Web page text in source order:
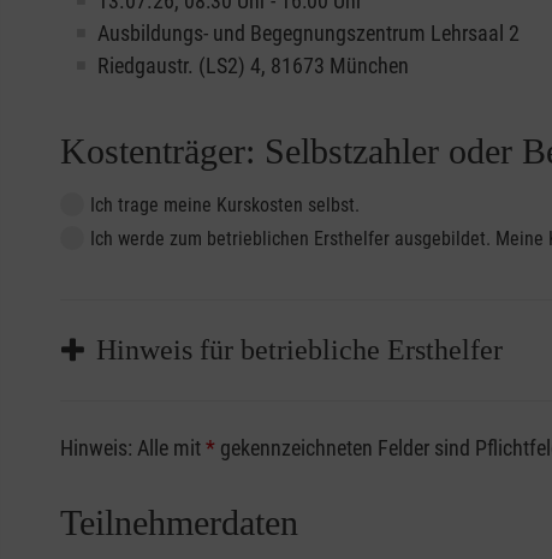
Ausbildungs- und Begegnungszentrum Lehrsaal 2
Riedgaustr. (LS2) 4, 81673 München
Kostenträger: Selbstzahler oder
Ich trage meine Kurskosten selbst.
Ich werde zum betrieblichen Ersthelfer ausgebildet.
Hinweis für betriebliche Ersthelfer
Sofern Sie ein Kostenübernahmeverfahren Ihrer
vorliegen müssen. Andernfalls erfolgt eine
Hinweis: Alle mit* gekennzeichneten Felder sind
Teilnehmerdaten